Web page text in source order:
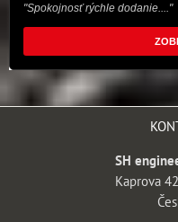
"Spokojnosť rýchle dodanie...."
SH
Kaprova